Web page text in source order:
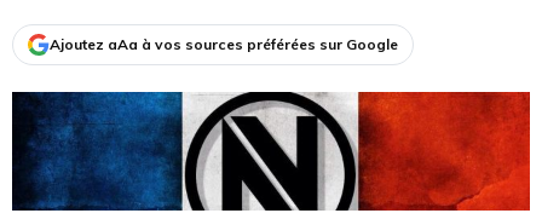
Ajoutez aAa à vos sources préférées sur Google